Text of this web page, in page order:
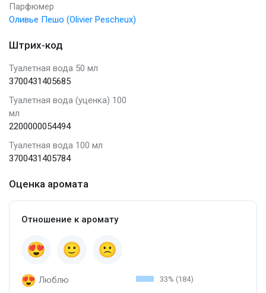
Парфюмер
Оливье Пешо (Olivier Pescheux)
Штрих-код
Туалетная вода 50 мл
3700431405685
Туалетная вода (уценка) 100
мл
2200000054494
Туалетная вода 100 мл
3700431405784
Оценка аромата
Отношение к аромату
Люблю 33% (184)